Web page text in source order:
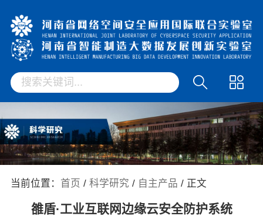
当前位置： 首页 / 科学研究 / 自主产品 / 正文
雒盾·工业互联网边缘云安全防护系统